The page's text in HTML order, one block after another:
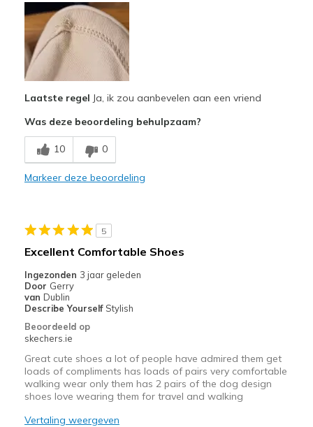
Attractive Design
Stylish
Minpunten
Poor Cushioning
Beste toepassingen
Casual Wear
Width
Feels true to width
Laatste regel Ja, ik zou aanbevelen aan een vriend
Was deze beoordeling behulpzaam?
10 0
Markeer deze beoordeling
5
Excellent Comfortable Shoes
Ingezonden 3 jaar geleden
Door Gerry
van Dublin
Describe Yourself Stylish
Beoordeeld op
skechers.ie
Great cute shoes a lot of people have admired them get
loads of compliments has loads of pairs very comfortable
walking wear only them has 2 pairs of the dog design
shoes love wearing them for travel and walking
Vertaling weergeven